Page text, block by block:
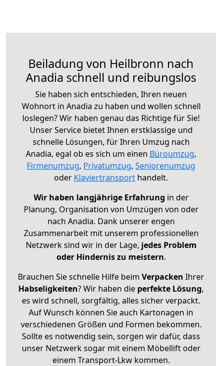
Beiladung von Heilbronn nach
Anadia schnell und reibungslos
Sie haben sich entschieden, Ihren neuen
Wohnort in Anadia zu haben und wollen schnell
loslegen? Wir haben genau das Richtige für Sie!
Unser Service bietet Ihnen erstklassige und
schnelle Lösungen, für Ihren Umzug nach
Anadia, egal ob es sich um einen Büroumzug,
Firmenumzug, Privatumzug, Seniorenumzug
oder Klaviertransport handelt.
Wir haben langjährige Erfahrung in der
Planung, Organisation von Umzügen von oder
nach Anadia. Dank unserer engen
Zusammenarbeit mit unserem professionellen
Netzwerk sind wir in der Lage, jedes Problem
oder Hindernis zu meistern.
Brauchen Sie schnelle Hilfe beim Verpacken Ihrer
Habseligkeiten? Wir haben die perfekte Lösung,
es wird schnell, sorgfältig, alles sicher verpackt.
Auf Wunsch können Sie auch Kartonagen in
verschiedenen Größen und Formen bekommen.
Sollte es notwendig sein, sorgen wir dafür, dass
unser Netzwerk sogar mit einem Möbellift oder
einem Transport-Lkw kommen.